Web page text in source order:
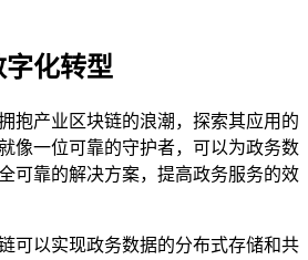
化转型
抱产业区块链的浪潮，探索其应用的
像一位可靠的守护者，可以为政务数
可靠的解决方案，提高政务服务的效
可以实现政务数据的分布式存储和共